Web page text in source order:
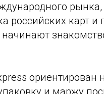
рынка,
российских карт и
ориентирован
и маржу